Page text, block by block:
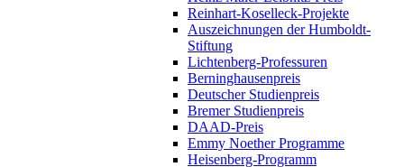
Reinhart-Koselleck-Projekte
Auszeichnungen der Humboldt-
Stiftung
Lichtenberg-Professuren
Berninghausenpreis
Deutscher Studienpreis
Bremer Studienpreis
DAAD-Preis
Emmy Noether Programme
Heisenberg-Programm